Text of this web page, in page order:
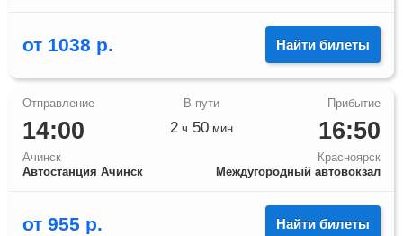
от 1038 р. Найти билеты
14:00
Ачинск
Автостанция Ачинск
16:50
Красноярск
Междугородный автовокзал
2 ч 50 мин
от 955 р. Найти билеты